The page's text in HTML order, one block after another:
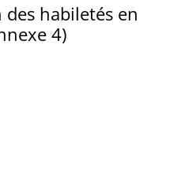
des habiletés en
4)